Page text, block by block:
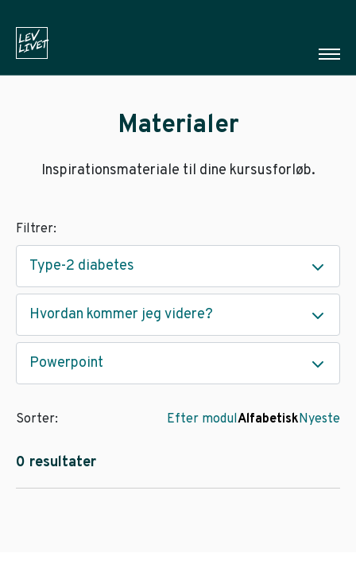
Materialer
Inspirationsmateriale til dine kursusforløb.
Filtrer:
Type-2 diabetes
Hvordan kommer jeg videre?
Powerpoint
0 resultater
Sorter: Efter modulAlfabetiskNyeste